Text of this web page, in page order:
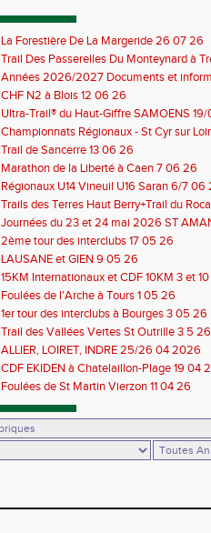
La Forestière De La Margeride 26 07 26
Trail Des Passerelles Du Monteynard à
Années 2026/2027 Documents et
CHF N2 à Blois 12 06 26
Ultra-Trail® du Haut-Giffre SAMOENS
Championnats Régionaux - St Cyr sur
Saran 13/14 06 26
Trail de Sancerre 13 06 26
Marathon de la Liberté à Caen 7 06 26
Régionaux U14 Vineuil U16 Saran 6/7 06
Trails des Terres Haut Berry+Trail du
du Berry 30/31 05 2026
Journées du 23 et 24 mai 2026 ST
2ème tour des interclubs 17 05 26
LAUSANE et GIEN 9 05 26
15KM Internationaux et CDF 10KM 3 et
Foulées de l'Arche à Tours 1 05 26
1er tour des interclubs à Bourges 3 05 26
Trail des Vallées Vertes St Outrille 3 5 26
ALLIER, LOIRET, INDRE 25/26 04 2026
CDF EKIDEN à Chatelaillon-Plage 19 04
Foulées de St Martin Vierzon 11 04 26